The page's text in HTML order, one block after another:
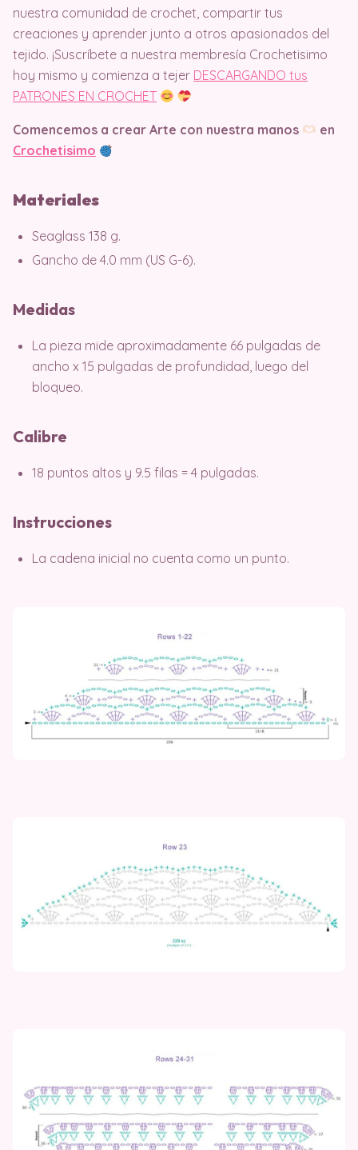
nuestra comunidad de crochet, compartir tus
creaciones y aprender junto a otros apasionados del
tejido. ¡Suscríbete a nuestra membresía Crochetisimo
hoy mismo y comienza a tejer DESCARGANDO tus
PATRONES EN CROCHET
Comencemos a crear Arte con nuestra manos
en
Crochetisimo
Materiales
Seaglass 138 g.
Gancho de 4.0 mm (US G-6).
Medidas
La pieza mide aproximadamente 66 pulgadas de
ancho x 15 pulgadas de profundidad, luego del
bloqueo.
Calibre
18 puntos altos y 9.5 filas = 4 pulgadas.
Instrucciones
La cadena inicial no cuenta como un punto.